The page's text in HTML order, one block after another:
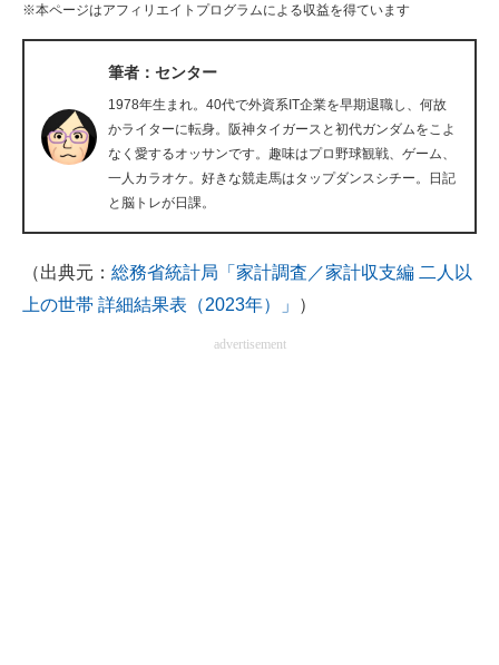
企業向けIT製品の総合サイト
製造業のIT導入・活用を支援
モノづくり技術者専門サイト
エレクトロニクス専門サイト
電子設計の基本と応用
※本ページはアフィリエイトプログラムによる収益を得ています
筆者：センター
1978年生まれ。40代で外資系IT企業を早期退職し、何故
かライターに転身。阪神タイガースと初代ガンダムをこよ
なく愛するオッサンです。趣味はプロ野球観戦、ゲーム、
一人カラオケ。好きな競走馬はタップダンスシチー。日記
と脳トレが日課。
（出典元： 総務省統計局「家計調査／家計収支編 二人以
上の世帯 詳細結果表（2023年）」
）
advertisement